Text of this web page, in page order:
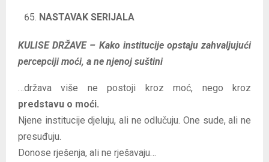
NASTAVAK SERIJALA
KULISE DRŽAVE – Kako institucije opstaju zahvaljujući
percepciji moći, a ne njenoj suštini
…država više ne postoji kroz moć, nego kroz
predstavu o moći.
Njene institucije djeluju, ali ne odlučuju. One sude, ali ne
presuđuju.
Donose rješenja, ali ne rješavaju…